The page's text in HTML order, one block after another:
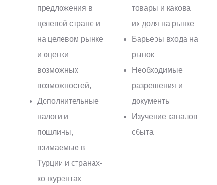
предложения в
целевой стране и
на целевом рынке
и оценки
возможных
возможностей,
Дополнительные
налоги и
пошлины,
взимаемые в
Турции и странах-
конкурентах
товары и какова
их доля на рынке
Барьеры входа на
рынок
Необходимые
разрешения и
документы
Изучение каналов
сбыта